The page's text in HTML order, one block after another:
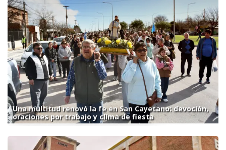
Una multitud renovó la fe en San Cayetano: devoción,
oraciones por trabajo y clima de fiesta